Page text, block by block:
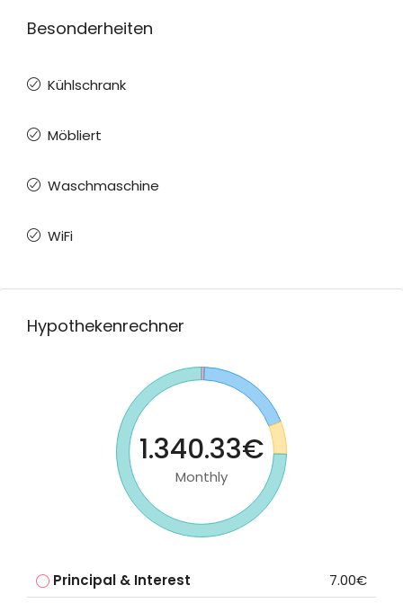
Besonderheiten
Kühlschrank
Möbliert
Waschmaschine
WiFi
Hypothekenrechner
1.340.33€
Monthly
Principal & Interest
7.00€